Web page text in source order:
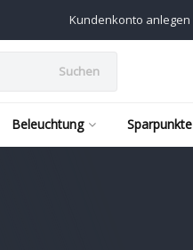
Kundenkonto anlegen
Suchen
Beleuchtung Sparpunkte